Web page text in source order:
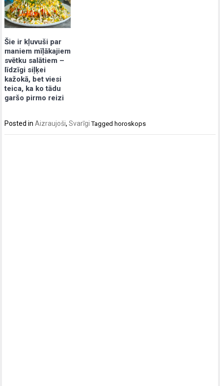
Šie ir kļuvuši par
maniem mīļākajiem
svētku salātiem –
līdzīgi siļķei
kažokā, bet viesi
teica, ka ko tādu
garšo pirmo reizi
Posted inAizraujoši,Svarīgi Taggedhoroskops